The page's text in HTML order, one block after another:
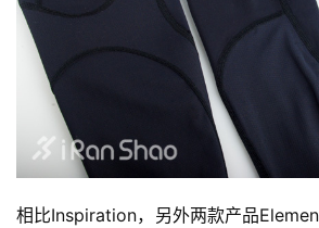
察
训
练
相比Inspiration，另外两款产品